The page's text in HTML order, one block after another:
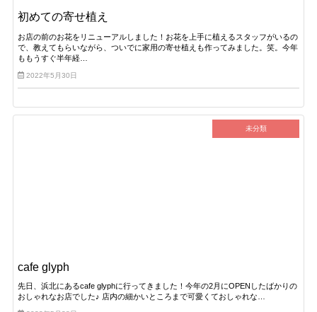
初めての寄せ植え
お店の前のお花をリニューアルしました！お花を上手に植えるスタッフがいるの
で、教えてもらいながら、ついでに家用の寄せ植えも作ってみました。笑。今年
ももうすぐ半年経…
2022年5月30日
未分類
cafe glyph
先日、浜北にあるcafe glyphに行ってきました！今年の2月にOPENしたばかりの
おしゃれなお店でした♪ 店内の細かいところまで可愛くておしゃれな…